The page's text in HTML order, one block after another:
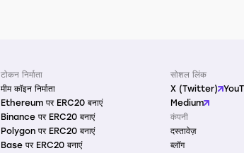
टोकन निर्माता
मीम कॉइन निर्माता
Ethereum पर ERC20 बनाएं
Binance पर ERC20 बनाएं
Polygon पर ERC20 बनाएं
Base पर ERC20 बनाएं
सोशल लिंक
X (Twitter)
Medium
कंपनी
दस्तावेज़
ब्लॉग